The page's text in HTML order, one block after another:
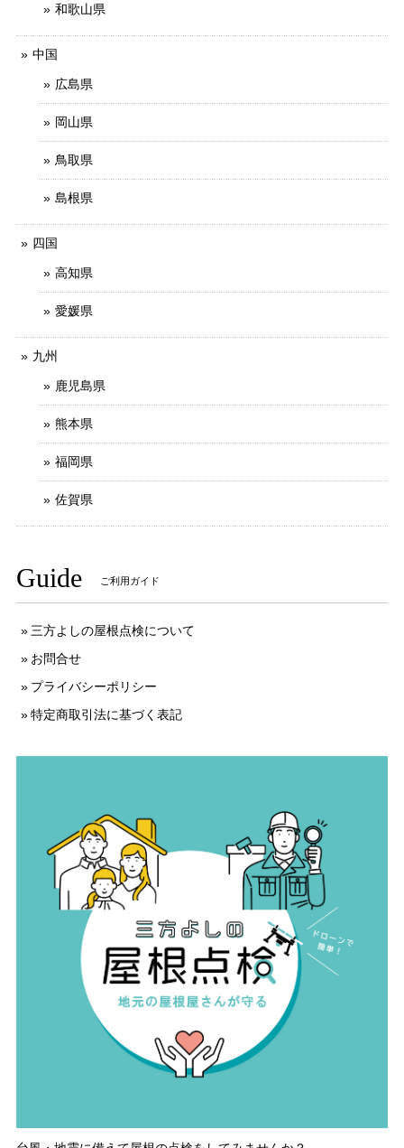
和歌山県
中国
広島県
岡山県
鳥取県
島根県
四国
高知県
愛媛県
九州
鹿児島県
熊本県
福岡県
佐賀県
Guide ご利用ガイド
三方よしの屋根点検について
お問合せ
プライバシーポリシー
特定商取引法に基づく表記